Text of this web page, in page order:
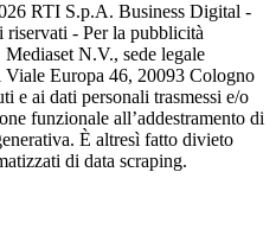
RTI S.p.A. Business Digital -
- Per la pubblicità
N.V., sede legale
Europa 46, 20093 Cologno
e ai dati personali trasmessi e/o
funzionale all’addestramento di
È altresì fatto divieto
di data scraping.